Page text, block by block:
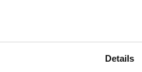
Details